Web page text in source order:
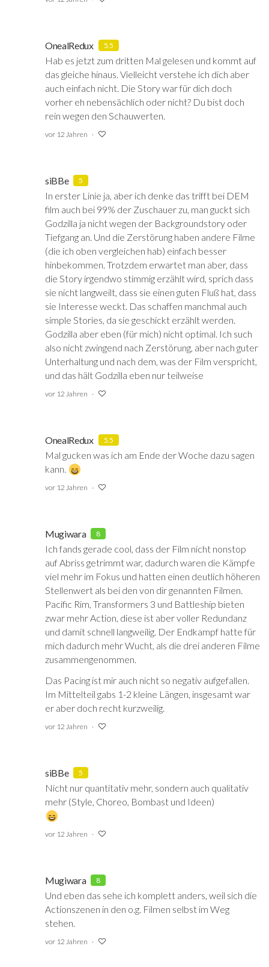
OnealRedux 5.5
Hab es jetzt zum dritten Mal gelesen und kommt auf
das gleiche hinaus. Vielleicht verstehe ich dich aber
auch einfach nicht. Die Story war für dich doch
vorher eh nebensächlich oder nicht? Du bist doch
rein wegen den Schauwerten.
vor 12 Jahren
siBBe 5
In erster Linie ja, aber ich denke das trifft bei DEM
film auch bei 99% der Zuschauer zu, man guckt sich
Godzilla ja nicht wegen der Backgroundstory oder
Tiefgang an. Und die Zerstörung haben andere Filme
(die ich oben vergleichen hab) einfach besser
hinbekommen. Trotzdem erwartet man aber, dass
die Story irgendwo stimmig erzählt wird, sprich dass
sie nicht langweilt, dass sie einen guten Fluß hat, dass
sie Interesse weckt. Das schaffen manchmal auch
simple Stories, da sie geschickt erzählt werden.
Godzilla aber eben (für mich) nicht optimal. Ich such
also nicht zwingend nach Zerstörung, aber nach guter
Unterhaltung und nach dem, was der Film verspricht,
und das hält Godzilla eben nur teilweise
vor 12 Jahren
OnealRedux 5.5
Mal gucken was ich am Ende der Woche dazu sagen
kann.
vor 12 Jahren
Mugiwara 8
Ich fands gerade cool, dass der Film nicht nonstop
auf Abriss getrimmt war, dadurch waren die Kämpfe
viel mehr im Fokus und hatten einen deutlich höheren
Stellenwert als bei den von dir genannten Filmen.
Pacific Rim, Transformers 3 und Battleship bieten
zwar mehr Action, diese ist aber voller Redundanz
und damit schnell langweilig. Der Endkampf hatte für
mich dadurch mehr Wucht, als die drei anderen Filme
zusammengenommen.
Das Pacing ist mir auch nicht so negativ aufgefallen.
Im Mittelteil gabs 1-2 kleine Längen, insgesamt war
er aber doch recht kurzweilig.
vor 12 Jahren
siBBe 5
Nicht nur quantitativ mehr, sondern auch qualitativ
mehr (Style, Choreo, Bombast und Ideen)
vor 12 Jahren
Mugiwara 8
Und eben das sehe ich komplett anders, weil sich die
Actionszenen in den o.g. Filmen selbst im Weg
stehen.
vor 12 Jahren